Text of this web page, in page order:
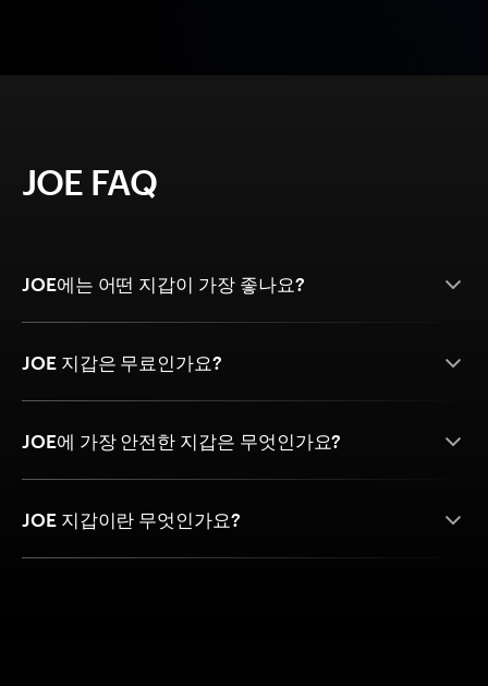
JOE FAQ
JOE에는 어떤 지갑이 가장 좋나요?
JOE 지갑은 무료인가요?
JOE에 가장 안전한 지갑은 무엇인가요?
JOE 지갑이란 무엇인가요?